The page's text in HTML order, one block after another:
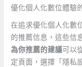
優化個人化數位體驗
在追求優化個人化數
的推薦信息，這些信
為你推薦的建議可以
定頁面，選擇「隱私